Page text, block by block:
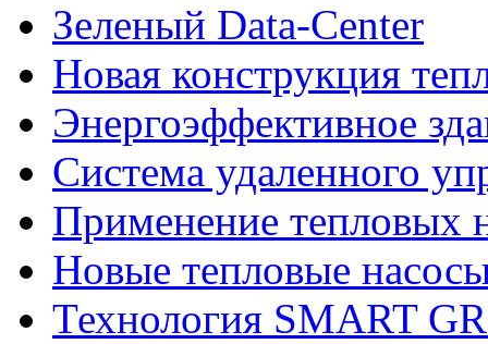
Зеленый Data-Center
Новая конструкция
Энергоэффективное
Система удаленного
Применение тепловых
Новые тепловые
Технология SMART